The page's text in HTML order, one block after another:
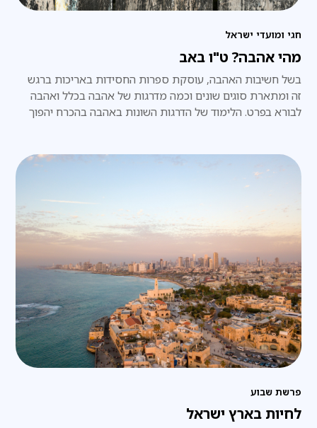
חגי ומועדי ישראל
מהי אהבה? ט"ו באב
בשל חשיבות האהבה, עוסקת ספרות החסידות באריכות ברגש
זה ומתארת סוגים שונים וכמה מדרגות של אהבה בכלל ואהבה
לבורא בפרט. הלימוד של הדרגות השונות באהבה בהכרח יהפוך
פרשת שבוע
לחיות בארץ ישראל